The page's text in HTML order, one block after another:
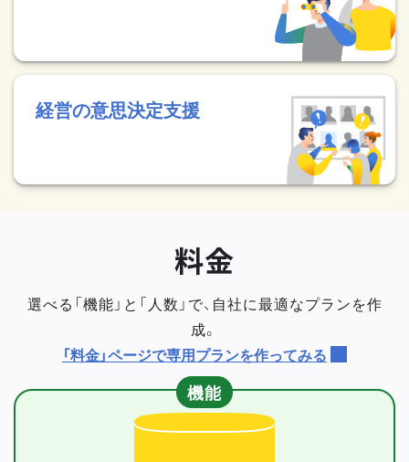
経営の意思決定支援
料金
選べる「機能」と「人数」で、自社に最適なプランを作
成。
「料金」ページで専用プランを作ってみる
機能